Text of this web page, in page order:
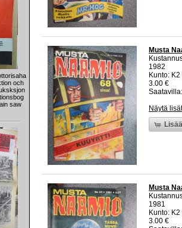
och
saw
Musta
1982
Kunto:
3.00 €
Näytä
Musta
1981
Kunto:
3.00 €